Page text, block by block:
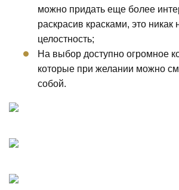
можно придать еще более
раскрасив красками, это никак
целостность;
На выбор доступно огромное
которые при желании можно
собой.